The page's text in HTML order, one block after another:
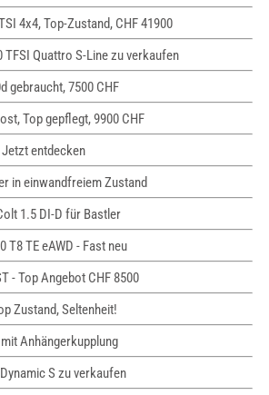
4x4, Top-Zustand, CHF 41900
TFSI Quattro S-Line zu verkaufen
gebraucht, 7500 CHF
Top gepflegt, 9900 CHF
Jetzt entdecken
in einwandfreiem Zustand
1.5 DI-D für Bastler
T8 TE eAWD - Fast neu
- Top Angebot CHF 8500
Zustand, Seltenheit!
Anhängerkupplung
S zu verkaufen